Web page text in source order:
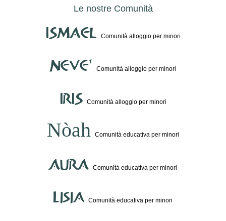
Le nostre Comunità
ISMAEL Comunità alloggio per minori
NEVE' Comunità alloggio per minori
IRIS Comunità alloggio per minori
Nòah Comunità educativa per minori
AURA Comunità educativa per minori
lisia Comunità educativa per minori